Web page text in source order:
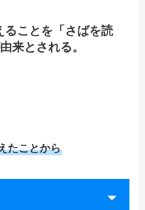
ることを「さばを読
来とされる。
たことから